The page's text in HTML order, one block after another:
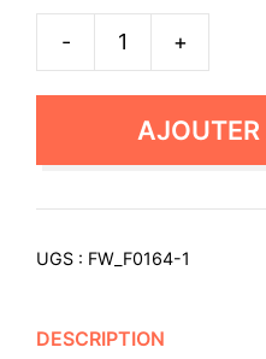
-
de
3x
+
AJOUTER
UGS : FW_F0164-1
DESCRIPTION